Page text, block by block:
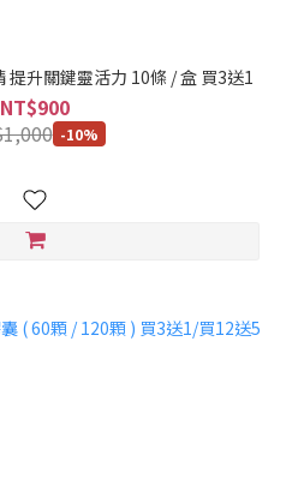
提升關鍵靈活力 10條 / 盒 買3送1
NT$900
-10%